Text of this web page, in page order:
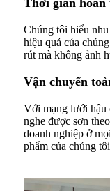
Thời gian hoàn
Chúng tôi hiểu
hiệu quả của
rút mà không ảnh
Vận chuyển
Với mạng lưới hậu
nghe được sơn
doanh nghiệp ở
phẩm của chúng